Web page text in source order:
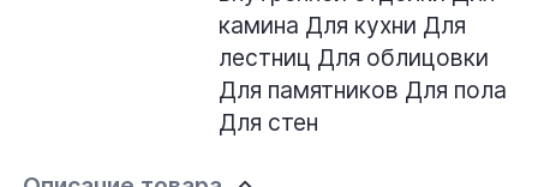
камина Для кухни Для
лестниц Для облицовки
Для памятников Для пола
Для стен